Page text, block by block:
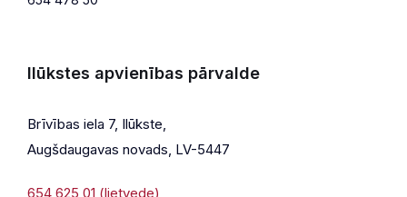
Ilūkstes apvienības pārvalde
Brīvības iela 7, Ilūkste,
Augšdaugavas novads, LV-5447
654 625 01 (lietvede)